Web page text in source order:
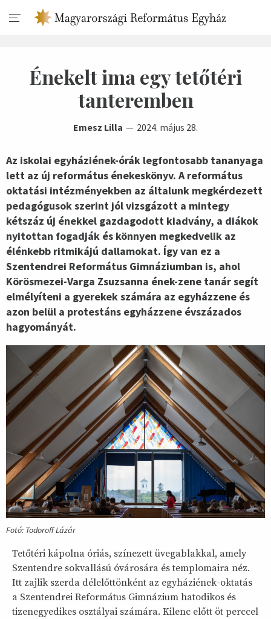
Énekelt ima egy tetőtéri
tanteremben
Emesz Lilla 2024. május 28.
Az iskolai egyháziének-órák legfontosabb tananyaga
lett az új református énekeskönyv. A református
oktatási intézményekben az általunk megkérdezett
pedagógusok szerint jól vizsgázott a mintegy
kétszáz új énekkel gazdagodott kiadvány, a diákok
nyitottan fogadják és könnyen megkedvelik az
élénkebb ritmikájú dallamokat. Így van ez a
Szentendrei Református Gimnáziumban is, ahol
Körösmezei-Varga Zsuzsanna ének-zene tanár segít
elmélyíteni a gyerekek számára az egyházzene és
azon belül a protestáns egyházzene évszázados
hagyományát.
Fotó: Todoroff Lázár
Tetőtéri kápolna óriás, színezett üvegablakkal, amely
Szentendre sokvallású óvárosára és templomaira néz.
Itt zajlik szerda délelőttönként az egyháziének-oktatás
a Szentendrei Református Gimnázium hatodikos és
tizenegyedikes osztályai számára. Kilenc előtt öt perccel